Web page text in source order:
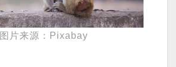
图片来源：Pixabay